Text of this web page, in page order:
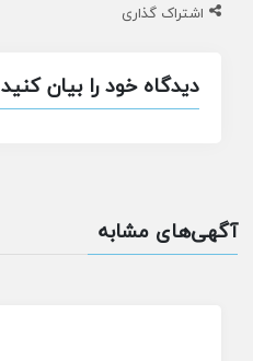
اشتراک گذاری
دیدگاه خود را بیان کنید
آگهی‌های مشابه